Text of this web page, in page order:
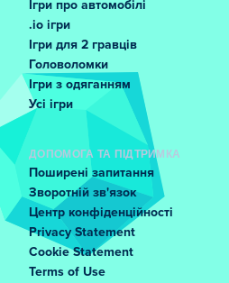
Ігри про автомобілі
.io ігри
Ігри для 2 гравців
Головоломки
Ігри з одяганням
Усі ігри
ДОПОМОГА ТА ПІДТРИМКА
Поширені запитання
Зворотній зв'язок
Центр конфіденційності
Privacy Statement
Cookie Statement
Terms of Use